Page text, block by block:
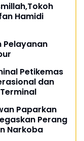
Hamidi
Pelayanan
Petikemas
dan
Paparkan
Perang
Narkoba